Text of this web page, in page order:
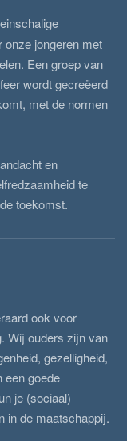
onze jongeren met
Een groep van
wordt gecreëerd
met de normen
en
te
toekomst.
ook voor
Wij ouders zijn van
gezelligheid,
een goede
je (sociaal)
in de maatschappij.